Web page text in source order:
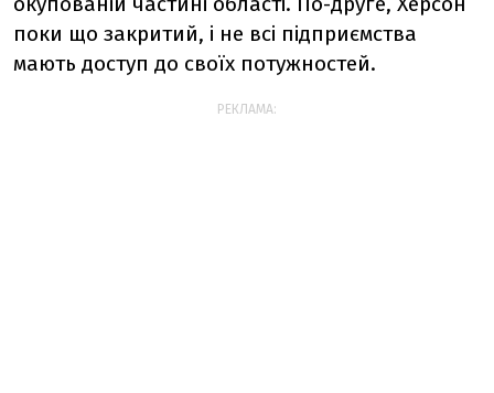
поки що закритий, і не всі підприємства
мають доступ до своїх потужностей.
РЕКЛАМА: